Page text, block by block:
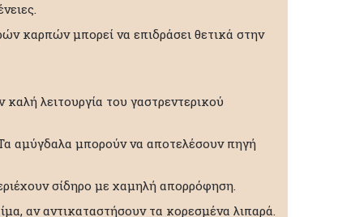
καρπών μπορεί να επιδράσει θετικά στην
λειτουργία του γαστρεντερικού
αμύγδαλα μπορούν να αποτελέσουν πηγή
σίδηρο με χαμηλή απορρόφηση.
αν αντικαταστήσουν τα κορεσμένα λιπαρά.